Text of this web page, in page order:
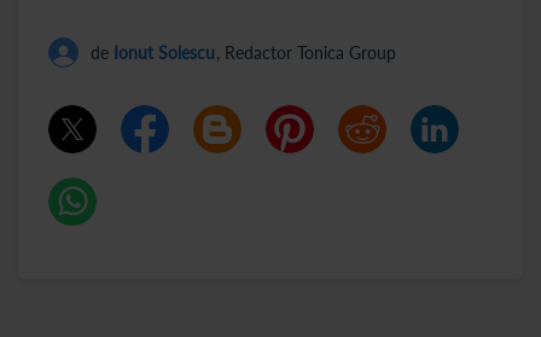
de Ionut Solescu, Redactor Tonica Group